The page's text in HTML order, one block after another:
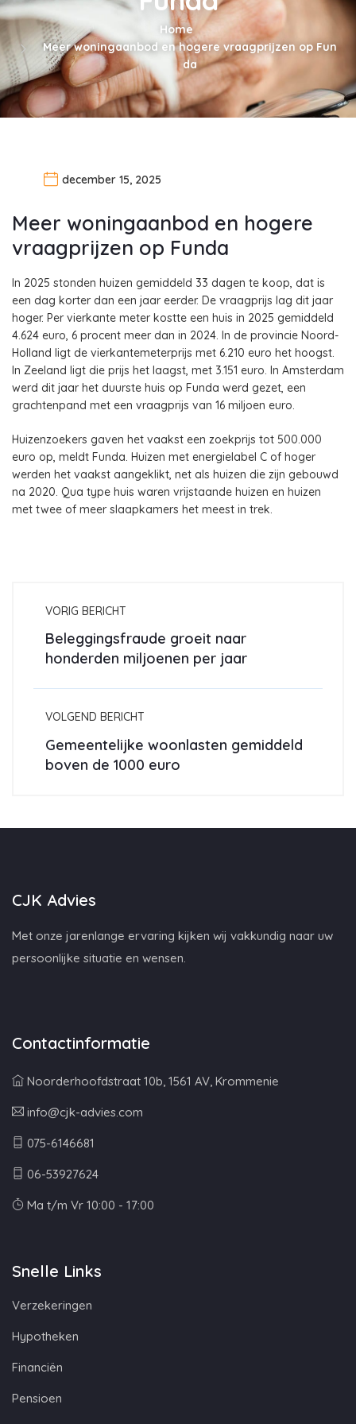
Home
Meer woningaanbod en hogere vraagprijzen op Fun
da
december 15, 2025
Meer woningaanbod en hogere
vraagprijzen op Funda
In 2025 stonden huizen gemiddeld 33 dagen te koop, dat is
een dag korter dan een jaar eerder. De vraagprijs lag dit jaar
hoger. Per vierkante meter kostte een huis in 2025 gemiddeld
4.624 euro, 6 procent meer dan in 2024. In de provincie Noord-
Holland ligt de vierkantemeterprijs met 6.210 euro het hoogst.
In Zeeland ligt die prijs het laagst, met 3.151 euro. In Amsterdam
werd dit jaar het duurste huis op Funda werd gezet, een
grachtenpand met een vraagprijs van 16 miljoen euro.
Huizenzoekers gaven het vaakst een zoekprijs tot 500.000
euro op, meldt Funda. Huizen met energielabel C of hoger
werden het vaakst aangeklikt, net als huizen die zijn gebouwd
na 2020. Qua type huis waren vrijstaande huizen en huizen
met twee of meer slaapkamers het meest in trek.
VORIG BERICHT
Beleggingsfraude groeit naar
honderden miljoenen per jaar
VOLGEND BERICHT
Gemeentelijke woonlasten gemiddeld
boven de 1000 euro
CJK Advies
Met onze jarenlange ervaring kijken wij vakkundig naar uw
persoonlijke situatie en wensen.
Contactinformatie
Noorderhoofdstraat 10b, 1561 AV, Krommenie
info@cjk-advies.com
075-6146681
06-53927624
Ma t/m Vr 10:00 - 17:00
Snelle Links
Verzekeringen
Hypotheken
Financiën
Pensioen